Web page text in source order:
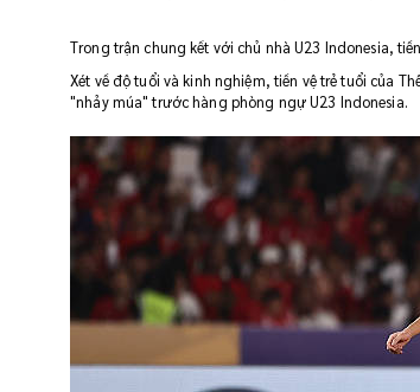
Trong trận chung kết với chủ nhà U23 Indonesia,
Xét về độ tuổi và kinh nghiệm, tiền vệ trẻ tuổi của
"nhảy múa" trước hàng phòng ngự U23 Indonesia.